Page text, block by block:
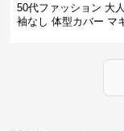
50代ファッション 大
袖なし 体型カバー マ